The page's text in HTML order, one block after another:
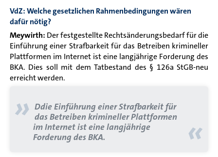
VdZ: Welche gesetzlichen Rahmenbedingungen wären
dafür nötig?
Meywirth: Der festgestellte Rechtsänderungsbedarf für die
Einführung einer Strafbarkeit für das Betreiben krimineller
Plattformen im Internet ist eine langjährige Forderung des
BKA. Dies soll mit dem Tatbestand des § 126a StGB-neu
erreicht werden.
» Ddie Einführung einer Strafbarkeit für
das Betreiben krimineller Plattformen
im Internet ist eine langjährige
Forderung des BKA.
«